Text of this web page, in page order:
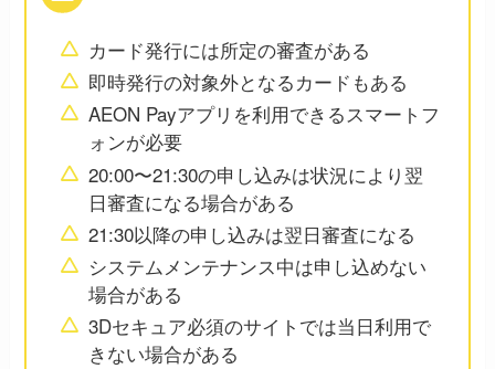
カード発行には所定の審査がある
即時発行の対象外となるカードもある
AEON Payアプリを利用できるスマートフ
ォンが必要
20:00〜21:30の申し込みは状況により翌
日審査になる場合がある
21:30以降の申し込みは翌日審査になる
システムメンテナンス中は申し込めない
場合がある
3Dセキュア必須のサイトでは当日利用で
きない場合がある